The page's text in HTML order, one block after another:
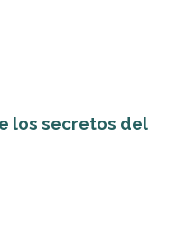
los secretos del